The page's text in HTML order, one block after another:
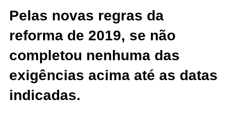
Pelas novas regras da
reforma de 2019, se não
completou nenhuma das
exigências acima até as datas
indicadas.